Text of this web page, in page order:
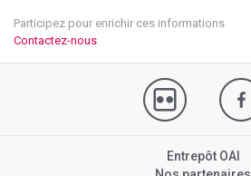
Participez pour enrichir ces informations
Contactez-nous
Entrepôt OAI